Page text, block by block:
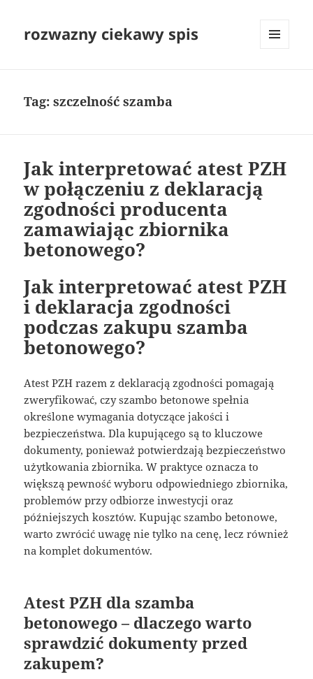
rozwazny ciekawy spis
Tag:szczelność szamba
Jak interpretować atest PZH
w połączeniu z deklaracją
zgodności producenta
zamawiając zbiornika
betonowego?
Jak interpretować atest PZH
i deklaracja zgodności
podczas zakupu szamba
betonowego?
Atest PZH razem z deklaracją zgodności pomagają
zweryfikować, czy szambo betonowe spełnia
określone wymagania dotyczące jakości i
bezpieczeństwa. Dla kupującego są to kluczowe
dokumenty, ponieważ potwierdzają bezpieczeństwo
użytkowania zbiornika. W praktyce oznacza to
większą pewność wyboru odpowiedniego zbiornika,
problemów przy odbiorze inwestycji oraz
późniejszych kosztów. Kupując szambo betonowe,
warto zwrócić uwagę nie tylko na cenę, lecz również
na komplet dokumentów.
Atest PZH dla szamba
betonowego – dlaczego warto
sprawdzić dokumenty przed
zakupem?